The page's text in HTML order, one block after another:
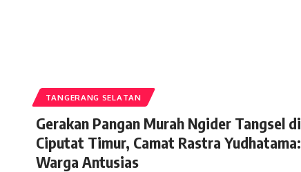
TANGERANG SELATAN
Gerakan Pangan Murah Ngider Tangsel di
Ciputat Timur, Camat Rastra Yudhatama:
Warga Antusias